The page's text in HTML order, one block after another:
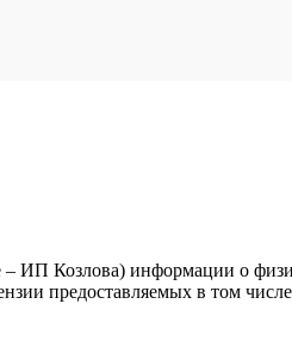
ИП Козлова) информации о
предоставляемых в том